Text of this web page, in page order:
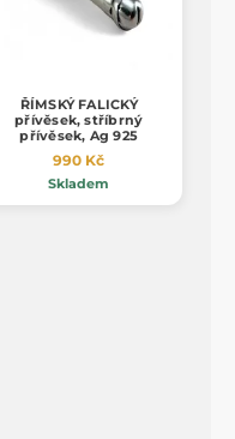
ŘÍMSKÝ FALICKÝ
přívěsek, stříbrný
přívěsek, Ag 925
990 Kč
Skladem